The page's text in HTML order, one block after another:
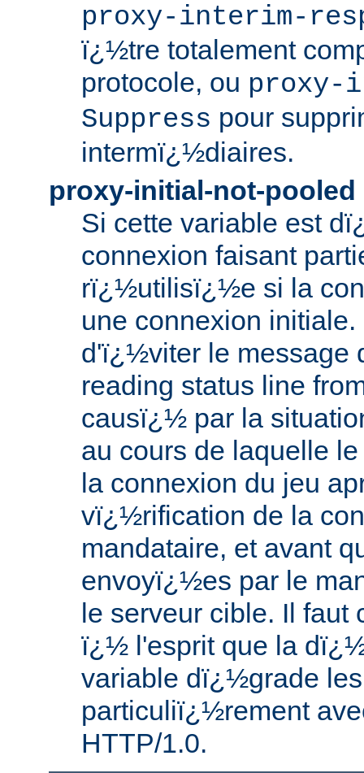
proxy-interim-
ï¿½tre totalement
protocole, ou proxy-
Suppress pour
intermï¿½diaires.
proxy-initial-not-pooled
Si cette variable est
connexion faisant
rï¿½utilisï¿½e si la
une connexion
d'ï¿½viter le message
reading status line
causï¿½ par la
au cours de laquelle
la connexion du jeu
vï¿½rification de la
mandataire, et avant
envoyï¿½es par le
le serveur cible. Il faut
ï¿½ l'esprit que la
variable dï¿½grade
particuliï¿½rement
HTTP/1.0.